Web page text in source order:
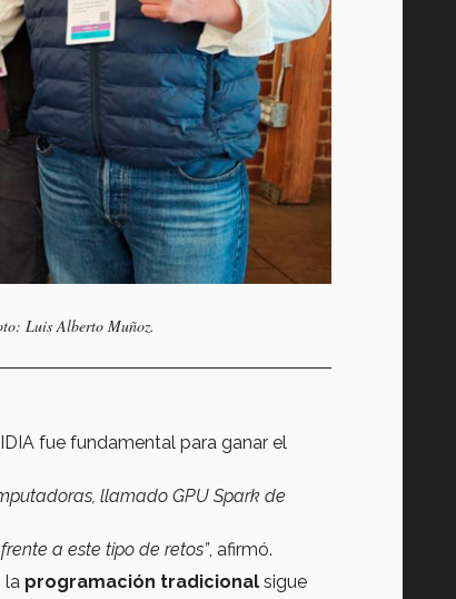
Luis Alberto Muñoz.
fue fundamental para ganar el
llamado GPU Spark de
a este tipo de retos”, afirmó.
la programación tradicional sigue